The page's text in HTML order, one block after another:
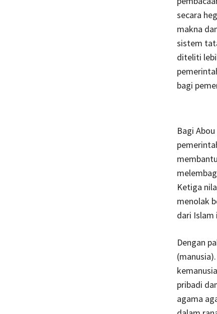
secara
makna
sistem
diteliti
bagi
Bagi
Ketiga
menolak
dari Islam
Dengan
pribadi
agama